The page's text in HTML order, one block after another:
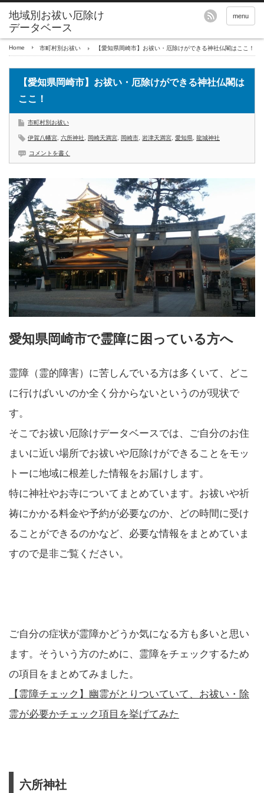
地域別お祓い厄除け
データベース
menu
Home 市町村別お祓い 【愛知県岡崎市】お祓い・厄除けができる神社仏閣はここ！
【愛知県岡崎市】お祓い・厄除けができる神社仏閣は
ここ！
市町村別お祓い
伊賀八幡宮 六所神社 岡崎天満宮 岡崎市 岩津天満宮 愛知県 龍城神社
コメントを書く
愛知県岡崎市で霊障に困っている方へ
霊障（霊的障害）に苦しんでいる方は多くいて、どこ
に行けばいいのか全く分からないというのが現状で
す。
そこでお祓い厄除けデータベースでは、ご自分のお住
まいに近い場所でお祓いや厄除けができることをモッ
トーに地域に根差した情報をお届けします。
特に神社やお寺についてまとめています。お祓いや祈
祷にかかる料金や予約が必要なのか、どの時間に受け
ることができるのかなど、必要な情報をまとめていま
すので是非ご覧ください。
ご自分の症状が霊障かどうか気になる方も多いと思い
ます。そういう方のために、霊障をチェックするため
の項目をまとめてみました。
【霊障チェック】幽霊がとりついていて、お祓い・除
霊が必要かチェック項目を挙げてみた
六所神社